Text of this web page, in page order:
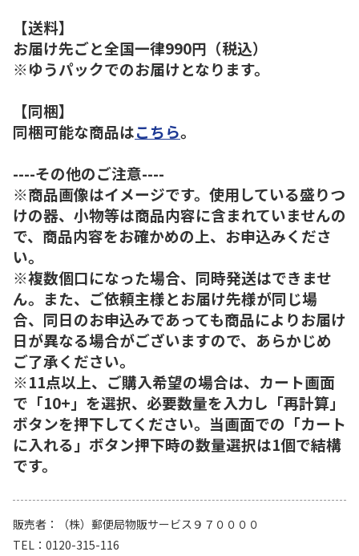
【送料】
お届け先ごと全国一律990円（税込）
※ゆうパックでのお届けとなります。
【同梱】
同梱可能な商品はこちら。
----その他のご注意----
※商品画像はイメージです。使用している盛りつ
けの器、小物等は商品内容に含まれていませんの
で、商品内容をお確かめの上、お申込みくださ
い。
※複数個口になった場合、同時発送はできませ
ん。また、ご依頼主様とお届け先様が同じ場
合、同日のお申込みであっても商品によりお届け
日が異なる場合がございますので、あらかじめ
ご了承ください。
※11点以上、ご購入希望の場合は、カート画面
で「10+」を選択、必要数量を入力し「再計算」
ボタンを押下してください。当画面での「カート
に入れる」ボタン押下時の数量選択は1個で結構
です。
販売者
（株）郵便局物販サービス９７００００
TEL
0120-315-116